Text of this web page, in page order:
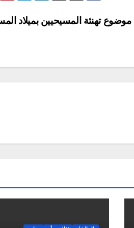
تهنئة المسيحيين بميلاد